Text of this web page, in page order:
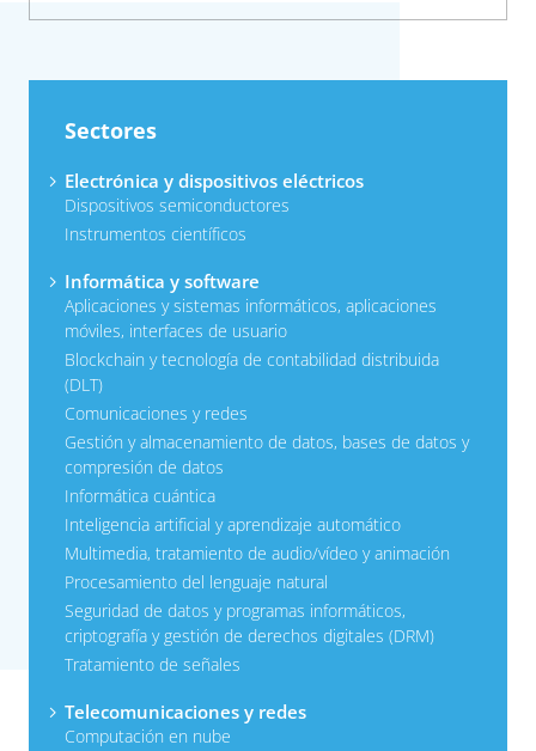
Sectores
Electrónica y dispositivos eléctricos
Dispositivos semiconductores
Instrumentos científicos
Informática y software
Aplicaciones y sistemas informáticos, aplicaciones
móviles, interfaces de usuario
Blockchain y tecnología de contabilidad distribuida
(DLT)
Comunicaciones y redes
Gestión y almacenamiento de datos, bases de datos y
compresión de datos
Informática cuántica
Inteligencia artificial y aprendizaje automático
Multimedia, tratamiento de audio/vídeo y animación
Procesamiento del lenguaje natural
Seguridad de datos y programas informáticos,
criptografía y gestión de derechos digitales (DRM)
Tratamiento de señales
Telecomunicaciones y redes
Computación en nube